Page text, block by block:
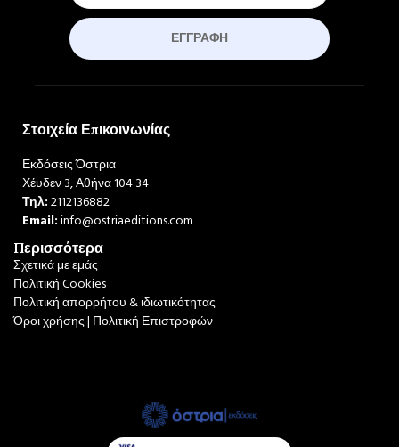
ΕΓΓΡΑΦΉ
Στοιχεία Επικοινωνίας
Εκδόσεις Όστρια
Χέυδεν 3, Αθήνα 104 34
Τηλ:2112136882
Email:info@ostriaeditions.com
Περισσότερα
Σχετικά με εμάς
Πολιτική Cookies
Πολιτική απορρήτου & ιδιωτικότητας
Όροι χρήσης | Πολιτική Επιστροφών